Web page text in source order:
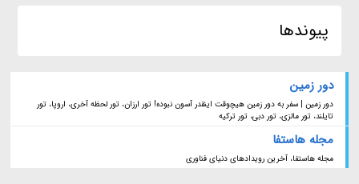
پیوندها
دور زمین
دور زمین | سفر به دور زمین هیچوقت اینقدر آسون نبوده! تور ارزان، تور لحظه آخری، اروپا، تور
تایلند، تور مالزی، تور دبی، تور ترکیه
مجله هاستفا
مجله هاستفا، آخرین رویدادهای دنیای فناوری